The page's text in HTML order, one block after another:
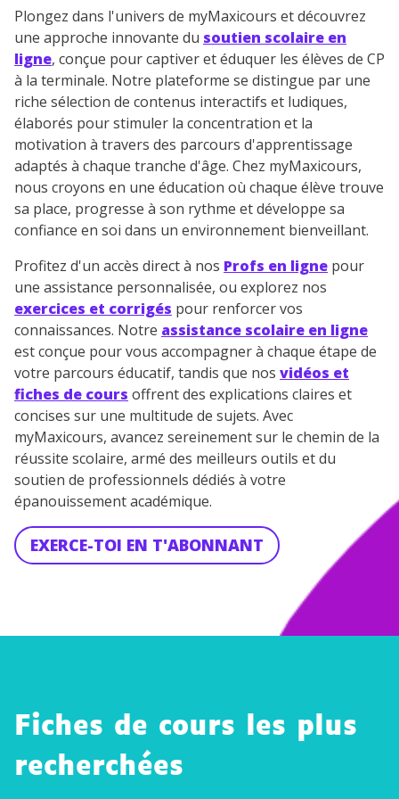
Plongez dans l'univers de myMaxicours et découvrez
une approche innovante du soutien scolaire en
ligne, conçue pour captiver et éduquer les élèves de CP
à la terminale. Notre plateforme se distingue par une
riche sélection de contenus interactifs et ludiques,
élaborés pour stimuler la concentration et la
motivation à travers des parcours d'apprentissage
adaptés à chaque tranche d'âge. Chez myMaxicours,
nous croyons en une éducation où chaque élève trouve
sa place, progresse à son rythme et développe sa
confiance en soi dans un environnement bienveillant.
Profitez d'un accès direct à nos Profs en ligne pour
une assistance personnalisée, ou explorez nos
exercices et corrigés pour renforcer vos
connaissances. Notre assistance scolaire en ligne
est conçue pour vous accompagner à chaque étape de
votre parcours éducatif, tandis que nos vidéos et
fiches de cours offrent des explications claires et
concises sur une multitude de sujets. Avec
myMaxicours, avancez sereinement sur le chemin de la
réussite scolaire, armé des meilleurs outils et du
soutien de professionnels dédiés à votre
épanouissement académique.
EXERCE-TOI EN T'ABONNANT
Fiches de cours les plus
recherchées
Que
nne